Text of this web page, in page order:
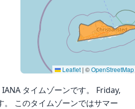
Leaflet | ©OpenStreetMap
タイムゾーンです。 Friday,
このタイムゾーンではサマー